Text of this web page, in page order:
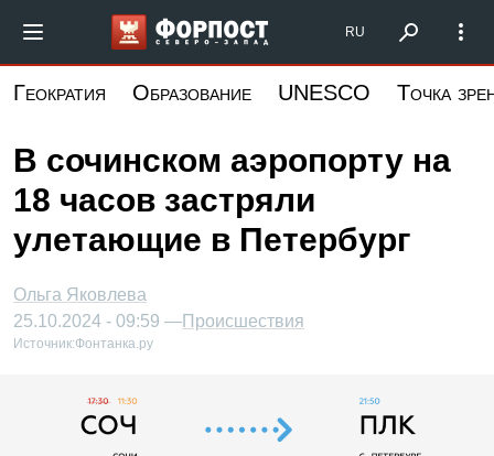
основному
Форпост Северо-Запад
RU
Геократия Образование UNESCO Точка
В сочинском аэропорту на
18 часов застряли
улетающие в Петербург
Ольга Яковлева
25.10.2024 - 09:59 —Происшествия
Источник:Фонтанка.ру